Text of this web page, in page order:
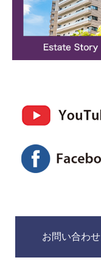
お問い合わせ